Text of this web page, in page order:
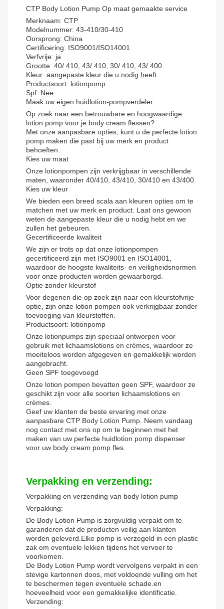
CTP Body Lotion Pump Op maat gemaakte service
Merknaam: CTP
Modelnummer: 43-410/30-410
Oorsprong: China
Certificering: ISO9001/ISO14001
Verfvrije: ja
Grootte: 40/ 410, 43/ 410, 30/ 410, 43/ 400
Kleur: aangepaste kleur die u nodig heeft
Productsoort: lotionpomp
Spf: Nee
Maak uw eigen huidlotion-pompverdeler
Op zoek naar een betrouwbare en hoogwaardige
lotion pomp voor je body cream flessen?
Met onze aanpasbare opties, kunt u de perfecte lotion
pomp maken die past bij uw merk en product
behoeften.
Kies uw maat
Onze lotionpompen zijn verkrijgbaar in verschillende
maten, waaronder 40/410, 43/410, 30/410 en 43/400.
Kies uw kleur
We bieden een breed scala aan kleuren opties om te
matchen met uw merk en product. Laat ons gewoon
weten de aangepaste kleur die u nodig hebt en we
zullen het gebeuren.
Gecertificeerde kwaliteit
We zijn er trots op dat onze lotionpompen
gecertificeerd zijn met ISO9001 en ISO14001,
waardoor de hoogste kwaliteits- en veiligheidsnormen
voor onze producten worden gewaarborgd.
Optie zonder kleurstof
Voor degenen die op zoek zijn naar een kleurstofvrije
optie, zijn onze lotion pompen ook verkrijgbaar zonder
toevoeging van kleurstoffen.
Productsoort: lotionpomp
Onze lotionpumps zijn speciaal ontworpen voor
gebruik met lichaamslotions en crèmes, waardoor ze
moeiteloos worden afgegeven en gemakkelijk worden
aangebracht.
Geen SPF toegevoegd
Onze lotion pompen bevatten geen SPF, waardoor ze
geschikt zijn voor alle soorten lichaamslotions en
crèmes.
Geef uw klanten de beste ervaring met onze
aanpasbare CTP Body Lotion Pump. Neem vandaag
nog contact met ons op om te beginnen met het
maken van uw perfecte huidlotion pomp dispenser
voor uw body cream pomp fles.
Verpakking en verzending:
Verpakking en verzending van body lotion pump
Verpakking:
De Body Lotion Pump is zorgvuldig verpakt om te
garanderen dat de producten veilig aan klanten
worden geleverd.Elke pomp is verzegeld in een plastic
zak om eventuele lekken tijdens het vervoer te
voorkomen.
De Body Lotion Pump wordt vervolgens verpakt in een
stevige kartonnen doos, met voldoende vulling om het
te beschermen tegen eventuele schade.en
hoeveelheid voor een gemakkelijke identificatie.
Verzending: